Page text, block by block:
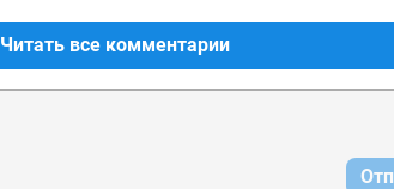
Читать все комментарии